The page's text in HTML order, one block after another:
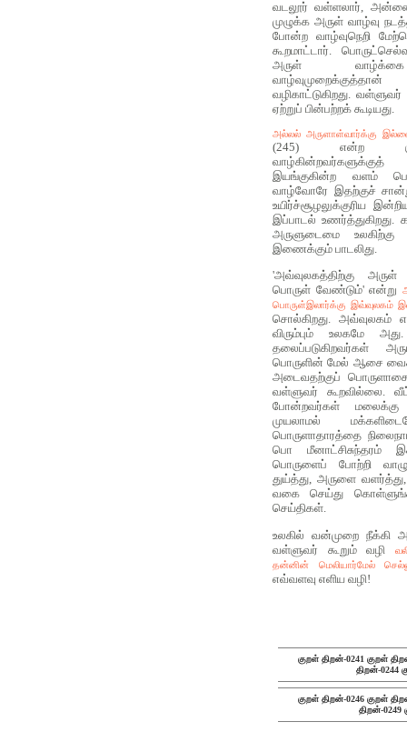
வடலூர் வள்ளலார்,
முழுக்க அருள் வாழ்வு
போன்ற வாழ்வுநெறி
கூறமாட்டார்.
அருள்
வழிகாட்டுகிறது.
ஏற்றுப் பின்பற்றக் கூடியது.
அல்லல் அருளாள்வார்க்கு
(245) என்ற
இயங்குகின்ற வளம்
வாழ்வோரே இதற்குச்
உயிர்ச்சூழலுக்குரிய
இப்பாடல் உணர்த்துகிறது.
அருளுடைமை
இணைக்கும் பாடலிது.
'அவ்வுலகத்திற்கு அருள்
பொருள் வேண்டும்' என்று
பொருள்இலார்க்கு இவ்வுலகம்
சொல்கிறது. அவ்வுலகம்
விரும்பும் உலகமே
தலைப்படுகிறவர்கள்
பொருளின் மேல் ஆசை
அடைவதற்குப்
வள்ளுவர் கூறவில்லை.
போன்றவர்கள்
முயலாமல்
பொருளாதாரத்தை
பொ மீனாட்சிசுந்தரம்
பொருளைப் போற்றி
துய்த்து, அருளை
வகை செய்து
செய்திகள்.
உலகில் வன்முறை நீக்கி
வள்ளுவர் கூறும் வழி
தன்னின் மெலியார்மேல்
எவ்வளவு எளிய வழி!
குறள் திறன்-0241 குறள்
திறன்-0244
குறள் திறன்-0246 குறள்
திறன்-0249